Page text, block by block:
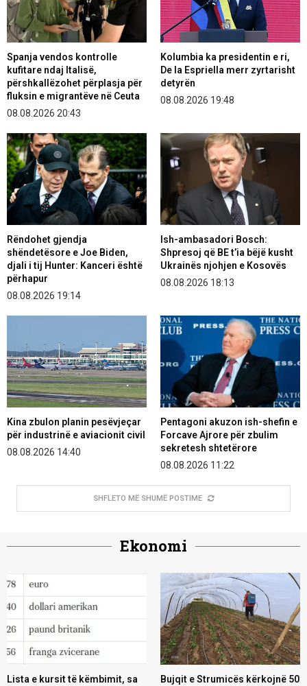
Spanja vendos kontrolle
kufitare ndaj Italisë,
përshkallëzohet përplasja për
fluksin e migrantëve në Ceuta
08.08.2026 20:43
Kolumbia ka presidentin e ri,
De la Espriella merr zyrtarisht
detyrën
08.08.2026 19:48
Rëndohet gjendja
shëndetësore e Joe Biden,
djali i tij Hunter: Kanceri është
përhapur
08.08.2026 19:14
Ish-ambasadori Bosch:
Shpresoj që BE t’ia bëjë kusht
Ukrainës njohjen e Kosovës
08.08.2026 18:13
Kina zbulon planin pesëvjeçar
për industrinë e aviacionit civil
08.08.2026 14:40
Pentagoni akuzon ish-shefin e
Forcave Ajrore për zbulim
sekretesh shtetërore
08.08.2026 11:22
SHFLETO MË SHUMË POSTIME
Ekonomi
Lista e kursit të këmbimit, sa
Bujqit e Strumicës kërkojnë 50